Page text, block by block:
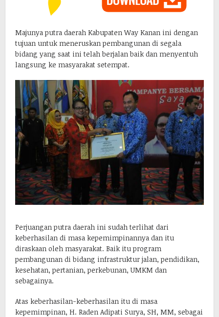
Majunya putra daerah Kabupaten Way Kanan ini dengan
tujuan untuk meneruskan pembangunan di segala
bidang yang saat ini telah berjalan baik dan menyentuh
langsung ke masyarakat setempat.
Perjuangan putra daerah ini sudah terlihat dari
keberhasilan di masa kepemimpinannya dan itu
diraskaan oleh masyarakat. Baik itu program
pembangunan di bidang infrastruktur jalan, pendidikan,
kesehatan, pertanian, perkebunan, UMKM dan
sebagainya.
Atas keberhasilan-keberhasilan itu di masa
kepemimpinan, H. Raden Adipati Surya, SH, MM, sebagai